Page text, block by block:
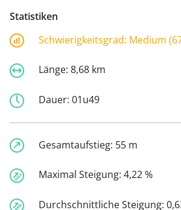
Statistiken
Schwierigkeitsgrad: Medium
Länge: 8,68 km
Dauer: 01u49
Gesamtaufstieg: 55 m
Maximal Steigung: 4,22 %
Durchschnittliche Steigung: